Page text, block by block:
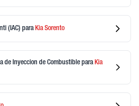
(IAC) para KiaSorento
de Inyeccion de Combustible paraKia